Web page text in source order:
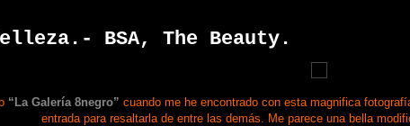
BSA, The Beauty.
“La Galería 8negro” cuando me he encontrado con esta magnifica
entrada para resaltarla de entre las demás. Me parece una bella